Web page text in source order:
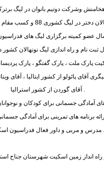
وشرکت دوتیم بانوان در لیگ برترکشوری
مقام های اول تا چهارم کشوری توسط این تیم
عضو کمیته برگزاری لیگ های
ثبت نام و راه اندازی لیگ نونهالان کشور
پارک ملت ، پارک گفتگو ، پارک
آقای پائولو از کشور ایتالیا ، آقای
آقای گوردن از کشور استرالیا .
آمادگی جسمانی برای کودکان و
ارائه برنامه های تمرینی برای آمادگی
مدرس و مربی و داور فعال فدراسیون.
انداز زمین اسکیت شهرستان جناح